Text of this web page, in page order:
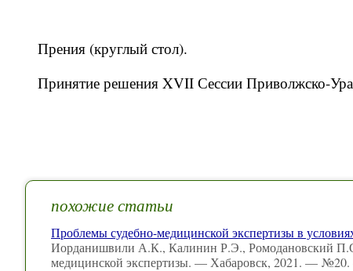
Прения (круглый стол).
Принятие решения XVII Сессии Приволжско-
похожие статьи
Проблемы судебно-медицинской экспертизы в
Иорданишвили А.К., Калинин Р.Э., Ромодановский
медицинской экспертизы. — Хабаровск, 2021. —